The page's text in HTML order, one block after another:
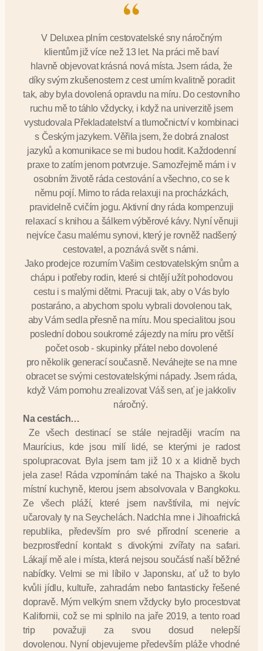
V Deluxea plním cestovatelské sny náročným
klientům již více než 13 let. Na práci mě baví
hlavně objevovat krásná nová místa. Jsem ráda, že
díky svým zkušenostem z cest umím kvalitně poradit
tak, aby byla dovolená opravdu na míru. Do cestovního
ruchu mě to táhlo vždycky, i když na univerzitě jsem
vystudovala Překladatelství a tlumočnictví v kombinaci
s Českým jazykem. Věřila jsem, že dobrá znalost
jazyků a komunikace se mi budou hodit. Každodenní
praxe to zatím jenom potvrzuje. Samozřejmě mám i v
osobním životě ráda cestování a všechno, co se k
němu pojí. Mimo to ráda relaxuji na procházkách,
pravidelně cvičím jogu. Aktivní dny ráda kompenzuji
relaxací s knihou a šálkem výběrové kávy. Nyní věnuji
nejvíce času malému synovi, který je rovněž nadšený
cestovatel, a poznává svět s námi.
Jako prodejce rozumím Vašim cestovatelským snům a
chápu i potřeby rodin, které si chtějí užít pohodovou
cestu i s malými dětmi. Pracuji tak, aby o Vás bylo
postaráno, a abychom spolu vybrali dovolenou tak,
aby Vám sedla přesně na míru. Mou specialitou jsou
poslední dobou soukromé zájezdy na míru pro větší
počet osob - skupinky přátel nebo dovolené
pro několik generací současně. Neváhejte se na mne
obracet se svými cestovatelskými nápady. Jsem ráda,
když Vám pomohu zrealizovat Váš sen, ať je jakkoliv
náročný.
Na cestách…
Ze všech destinací se stále nejraději vracím na
Maurícius, kde jsou milí lidé, se kterými je radost
spolupracovat. Byla jsem tam již 10 x a klidně bych
jela zase! Ráda vzpomínám také na Thajsko a školu
místní kuchyně, kterou jsem absolvovala v Bangkoku.
Ze všech pláží, které jsem navštívila, mi nejvíc
učarovaly ty na Seychelách. Nadchla mne i Jihoafrická
republika, především pro své přírodní scenerie a
bezprostřední kontakt s divokými zvířaty na safari.
Lákají mě ale i místa, která nejsou součástí naší běžné
nabídky. Velmi se mi líbilo v Japonsku, ať už to bylo
kvůli jídlu, kultuře, zahradám nebo fantasticky řešené
dopravě. Mým velkým snem vždycky bylo procestovat
Kalifornii, což se mi splnilo na jaře 2019, a tento road
trip považuji za svou dosud nelepší
dovolenou. Nyní objevujeme především pláže vhodné